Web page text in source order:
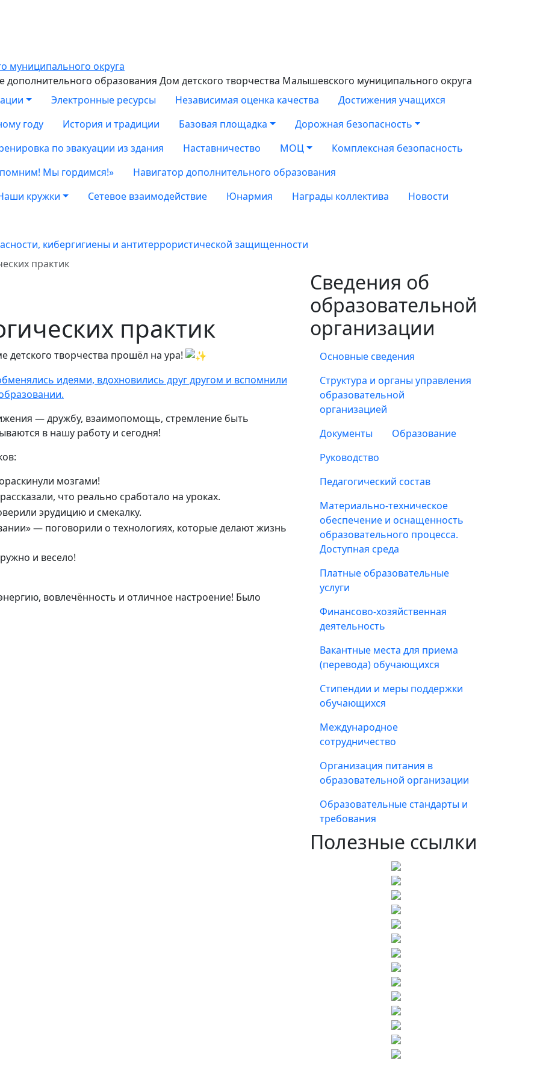
образования Дом детского творчества Малышевского муниципального округа
Электронные ресурсы Независимая оценка качества
Достижения учащихся
году
История и традиции Базовая площадка
Дорожная безопасность
по эвакуации из здания Наставничество МОЦ
Комплексная безопасность
Мы гордимся!»
Навигатор дополнительного образования
кружки Сетевое взаимодействие Юнармия Награды коллектива
Новости
кибергигиены и антитеррористической защищенности
практик
практик
детского творчества прошёл на ура!
идеями, вдохновились друг другом и вспомнили
— дружбу, взаимопомощь, стремление быть
в нашу работу и сегодня!
мозгами!
что реально сработало на уроках.
эрудицию и смекалку.
— поговорили о технологиях, которые делают жизнь
и весело!
вовлечённость и отличное настроение! Было
Сведения об
образовательной
организации
Основные сведения
Структура и органы управления
образовательной
организацией
Документы
Образование
Руководство
Педагогический состав
Материально-техническое
обеспечение и оснащенность
образовательного процесса.
Доступная среда
Платные образовательные
услуги
Финансово-хозяйственная
деятельность
Вакантные места для приема
(перевода) обучающихся
Стипендии и меры поддержки
обучающихся
Международное
сотрудничество
Организация питания в
образовательной организации
Образовательные стандарты и
требования
Полезные ссылки